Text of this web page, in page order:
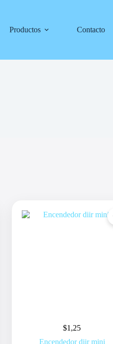
Productos Contacto
$1,25
Encendedor diir mini